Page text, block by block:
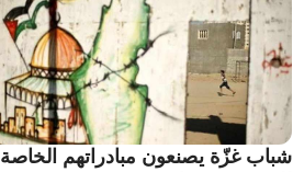
شباب غزّة يصنعون مبادراتهم الخاصة